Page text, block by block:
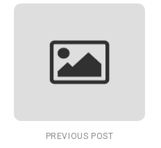
PREVIOUS POST